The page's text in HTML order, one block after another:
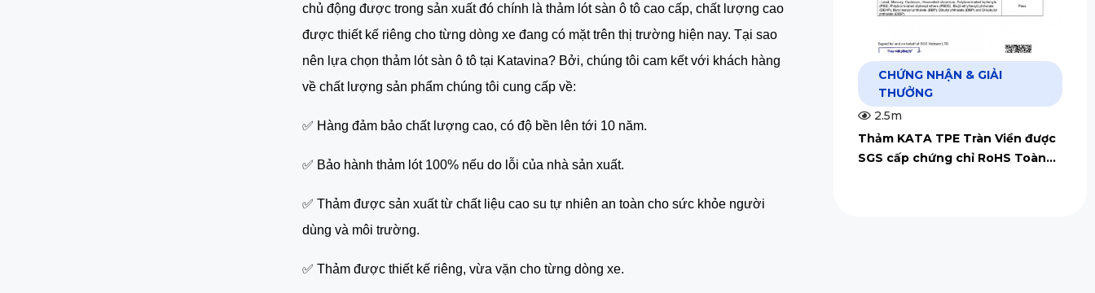
chủ động được trong sản xuất đó chính là thảm lót sàn ô tô cao cấp, chất lượng cao
được thiết kế riêng cho từng dòng xe đang có mặt trên thị trường hiện nay. Tại sao
nên lựa chọn thảm lót sàn ô tô tại Katavina? Bởi, chúng tôi cam kết với khách hàng
về chất lượng sản phẩm chúng tôi cung cấp về:
✅ Hàng đảm bảo chất lượng cao, có độ bền lên tới 10 năm.
✅ Bảo hành thảm lót 100% nếu do lỗi của nhà sản xuất.
✅ Thảm được sản xuất từ chất liệu cao su tự nhiên an toàn cho sức khỏe người
dùng và môi trường.
✅ Thảm được thiết kế riêng, vừa vặn cho từng dòng xe.
CHỨNG NHẬN & GIẢI
THƯỞNG
2.5m
Thảm KATA TPE Tràn Viền được
SGS cấp chứng chỉ RoHS Toàn